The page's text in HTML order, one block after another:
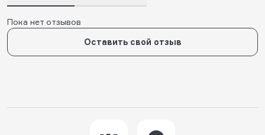
Пока нет отзывов
Оставить свой отзыв